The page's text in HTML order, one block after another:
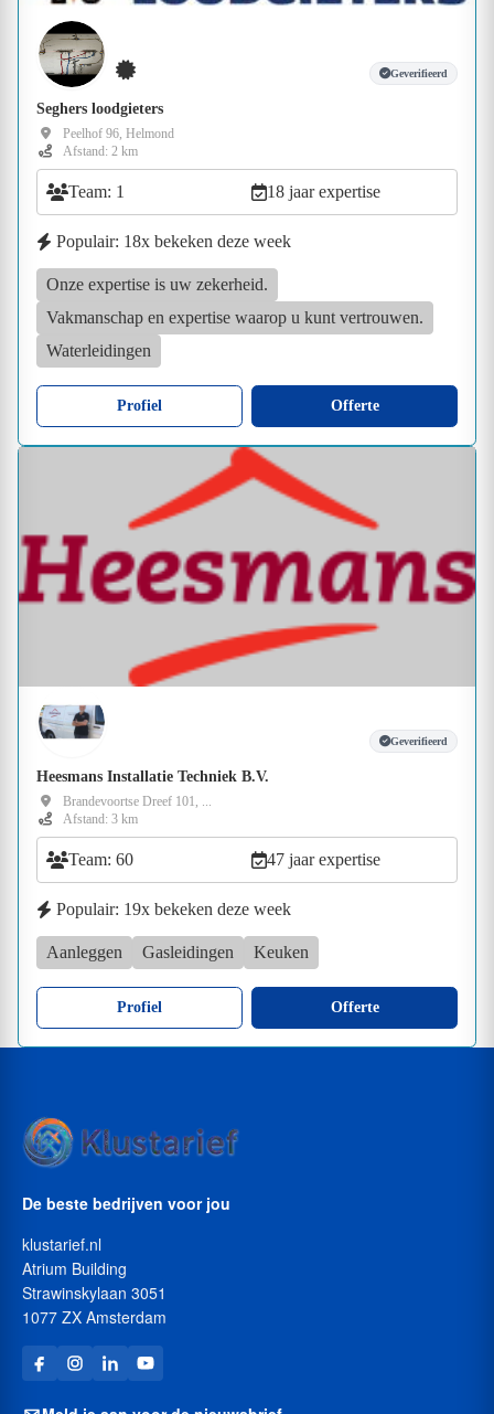
Geverifieerd
Seghers loodgieters
Peelhof 96, Helmond
Afstand: 2 km
Team: 1 18 jaar expertise
Populair: 18x bekeken deze week
Onze expertise is uw zekerheid.
Vakmanschap en expertise waarop u kunt vertrouwen.
Waterleidingen
Profiel Offerte
Geverifieerd
Heesmans Installatie Techniek B.V.
Brandevoortse Dreef 101, ...
Afstand: 3 km
Team: 60 47 jaar expertise
Populair: 19x bekeken deze week
Aanleggen Gasleidingen Keuken
Profiel Offerte
De beste bedrijven voor jou
klustarief.nl
Atrium Building
Strawinskylaan 3051
1077 ZX Amsterdam